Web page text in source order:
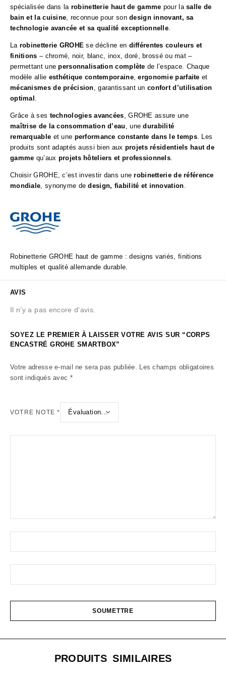
spécialisée dans la robinetterie haut de gamme pour lasalle de
bain et la cuisine, reconnue pour sondesign innovant, sa
technologie avancée et sa qualité exceptionnelle.
La robinetterie GROHE se décline en différentes couleurs et
finitions – chromé, noir, blanc, inox, doré, brossé ou mat –
permettant unepersonnalisation complète de l’espace. Chaque
modèle allie esthétique contemporaine,ergonomie parfaite et
mécanismes de précision, garantissant un confort d’utilisation
optimal .
Grâce à ses technologies avancées, GROHE assure une
maîtrise de la consommation d’eau , unedurabilité
remarquable et une performance constante dans le temps. Les
produits sont adaptés aussi bien aux projets résidentiels haut de
gamme qu’aux projets hôteliers et professionnels.
Choisir GROHE, c’est investir dans unerobinetterie de référence
mondiale, synonyme dedesign, fiabilité et innovation.
Robinetterie GROHE haut de gamme : designs variés, finitions
multiples et qualité allemande durable.
AVIS
Il n’y a pas encore d’avis.
SOYEZ LE PREMIER À LAISSER VOTRE AVIS SUR “CORPS
ENCASTRÉ GROHE SMARTBOX”
Votre adresse e-mail ne sera pas publiée. Les champs obligatoires
sont indiqués avec *
VOTRE NOTE*
PRODUITS SIMILAIRES